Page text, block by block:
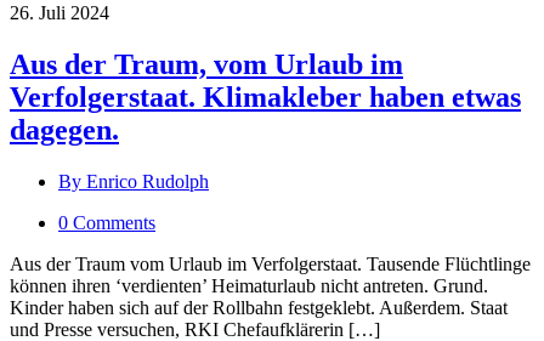
26. Juli 2024
Aus der Traum, vom Urlaub im
Verfolgerstaat. Klimakleber haben etwas
dagegen.
By Enrico Rudolph
0 Comments
Aus der Traum vom Urlaub im Verfolgerstaat. Tausende Flüchtlinge
können ihren ‘verdienten’ Heimaturlaub nicht antreten. Grund.
Kinder haben sich auf der Rollbahn festgeklebt. Außerdem. Staat
und Presse versuchen, RKI Chefaufklärerin […]